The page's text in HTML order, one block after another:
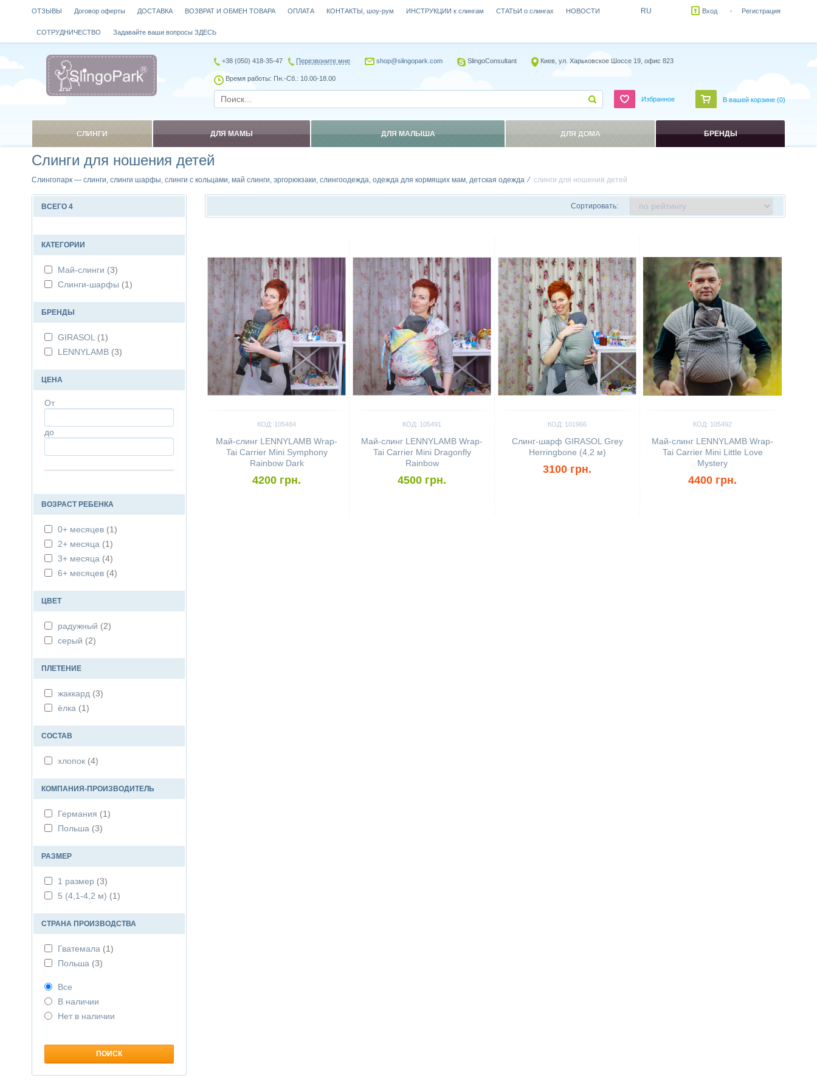
Слинги для ношения детей
Слингопарк — слинги, слинги шарфы, слинги с кольцами, май слинги, эргорюкзаки, слингоодежда, одежда для кормящих мам, детская одежда слинги для ношения детей
ВСЕГО 4
КАТЕГОРИИ
Май-слинги (3)
Слинги-шарфы (1)
БРЕНДЫ
GIRASOL (1)
LENNYLAMB (3)
ЦЕНА
От
до
ВОЗРАСТ РЕБЕНКА
0+ месяцев (1)
2+ месяца (1)
3+ месяца (4)
6+ месяцев (4)
ЦВЕТ
радужный (2)
серый (2)
ПЛЕТЕНИЕ
жаккард (3)
ёлка (1)
СОСТАВ
хлопок (4)
КОМПАНИЯ-ПРОИЗВОДИТЕЛЬ
Германия (1)
Польша (3)
РАЗМЕР
1 размер (3)
5 (4,1-4,2 м) (1)
СТРАНА ПРОИЗВОДСТВА
Гватемала (1)
Польша (3)
Все
В наличии
Нет в наличии
Сортировать:
КОД: 105484
Май-слинг LENNYLAMB Wrap-
Tai Carrier Mini Symphony
Rainbow Dark
4200 грн.
КОД: 105491
Май-слинг LENNYLAMB Wrap-
Tai Carrier Mini Dragonfly
Rainbow
4500 грн.
КОД: 101966
Слинг-шарф GIRASOL Grey
Herringbone (4,2 м)
3100 грн.
КОД: 105492
Май-слинг LENNYLAMB Wrap-
Tai Carrier Mini Little Love
Mystery
4400 грн.
ОТЗЫВЫ Договор оферты ДОСТАВКА ВОЗВРАТ И ОБМЕН ТОВАРА ОПЛАТА КОНТАКТЫ, шоу-рум ИНСТРУКЦИИ к слингам СТАТЬИ о слингах НОВОСТИ
СОТРУДНИЧЕСТВО Задавайте ваши вопросы ЗДЕСЬ
RU Вход Регистрация
+38 (050) 418-35-47 Перезвоните мне shop@slingopark.com SlingoConsultant Киев, ул. Харьковское Шоссе 19, офис 823
Время работы: Пн.-Сб.: 10.00-18.00
Избранное В вашей корзине (0)
СЛИНГИ ДЛЯ МАМЫ ДЛЯ МАЛЫША ДЛЯ ДОМА БРЕНДЫ